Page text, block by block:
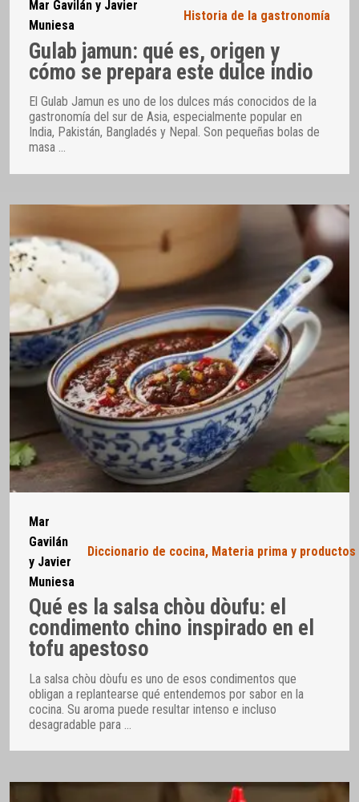
Mar Gavilán y Javier
Muniesa
Historia de la gastronomía
Gulab jamun: qué es, origen y
cómo se prepara este dulce indio
El Gulab Jamun es uno de los dulces más conocidos de la
gastronomía del sur de Asia, especialmente popular en
India, Pakistán, Bangladés y Nepal. Son pequeñas bolas de
masa …
Mar
Gavilán
y Javier
Muniesa
Diccionario de cocina, Materia prima y productos
Qué es la salsa chòu dòufu: el
condimento chino inspirado en el
tofu apestoso
La salsa chòu dòufu es uno de esos condimentos que
obligan a replantearse qué entendemos por sabor en la
cocina. Su aroma puede resultar intenso e incluso
desagradable para